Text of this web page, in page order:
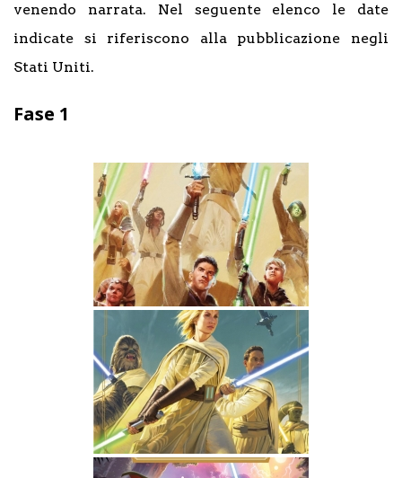
venendo narrata. Nel seguente elenco le date
indicate si riferiscono alla pubblicazione negli
Stati Uniti.
Fase 1